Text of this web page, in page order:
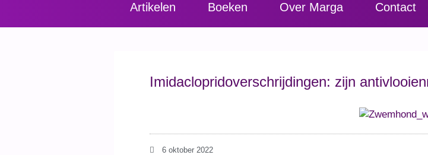
Artikelen Boeken Over Marga Contact
Imidaclopridoverschrijdingen: zijn
6 oktober 2022